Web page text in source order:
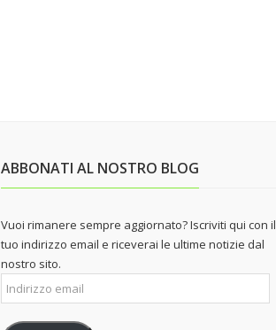
ABBONATI AL NOSTRO BLOG
Vuoi rimanere sempre aggiornato? Iscriviti qui con il
tuo indirizzo email e riceverai le ultime notizie dal
nostro sito.
Indirizzo
email